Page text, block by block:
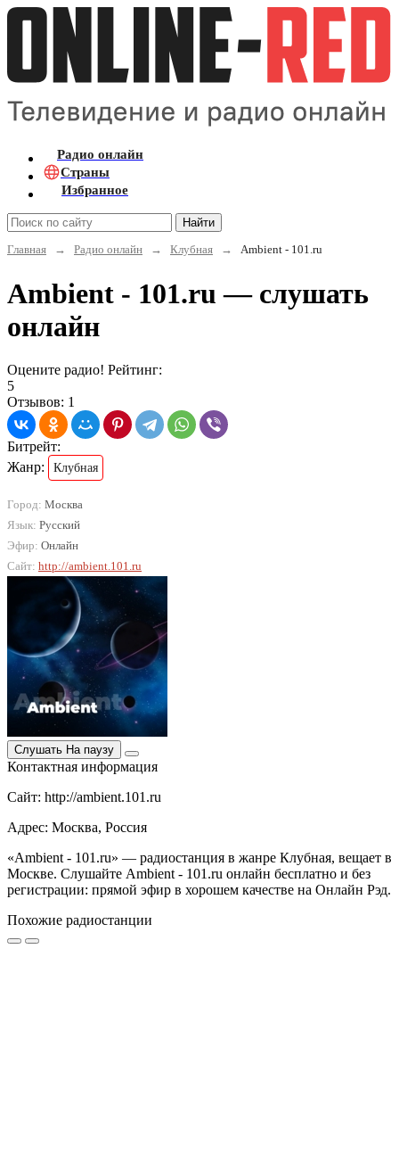
Радио онлайн
Страны
Избранное
Найти
Главная
→ Радио онлайн → Клубная → Ambient - 101.ru
Ambient - 101.ru — слушать
онлайн
Оцените радио! Рейтинг:
5
Отзывов: 1
Битрейт:
Жанр:
Клубная
Город: Москва
Язык: Русский
Эфир: Онлайн
Сайт: http://ambient.101.ru
Слушать На паузу
Контактная информация
Сайт: http://ambient.101.ru
Адрес: Москва, Россия
«Ambient - 101.ru» — радиостанция в жанре Клубная, вещает в
Москве. Слушайте Ambient - 101.ru онлайн бесплатно и без
регистрации: прямой эфир в хорошем качестве на Онлайн Рэд.
Похожие радиостанции